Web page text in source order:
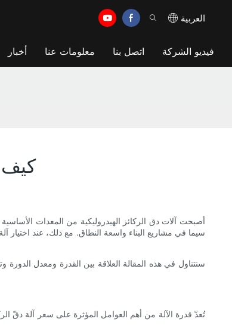
العربية
أخبار معلومات عنا اتصل بنا فيديو الشركة
كيف
أصبحت آلات دق الركائز الهيدروليكية من المعدات
سيما في مشاريع البناء واسعة النطاق. مع ذلك، عند اختيار
سنتناول في هذه المقالة العلاقة بين القدرة ومعدل
تُعدّ قدرة الآلة من أهم العوامل المؤثرة على سعر آلة دقّ